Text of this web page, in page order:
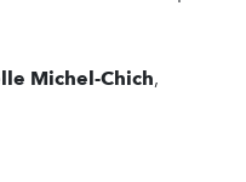
Michel-Chich,